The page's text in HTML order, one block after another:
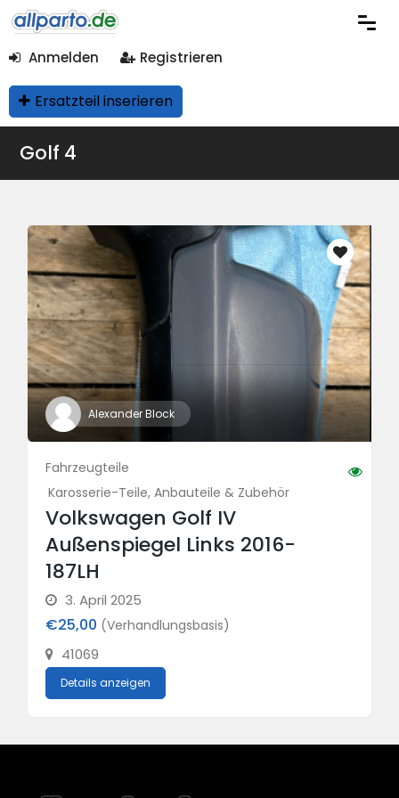
Anmelden Registrieren
Ersatzteil inserieren
Golf 4
Alexander Block
Fahrzeugteile
Karosserie-Teile, Anbauteile & Zubehör
Volkswagen Golf IV
Außenspiegel Links 2016-
187LH
3. April 2025
€25,00 (Verhandlungsbasis)
41069
Details anzeigen